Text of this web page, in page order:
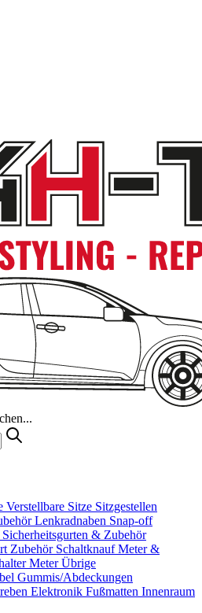
Verstellbare Sitze Sitzgestellen
Lenkradnaben Snap-off
Sicherheitsgurten & Zubehör
Zubehör SchaltknaufMeter &
Meter Übrige
Gummis/Abdeckungen
Elektronik Fußmatten Innenraum